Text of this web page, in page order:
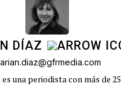
DÍAZ
una periodista con más de 25